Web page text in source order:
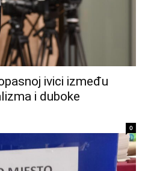
ivici između
i duboke
0